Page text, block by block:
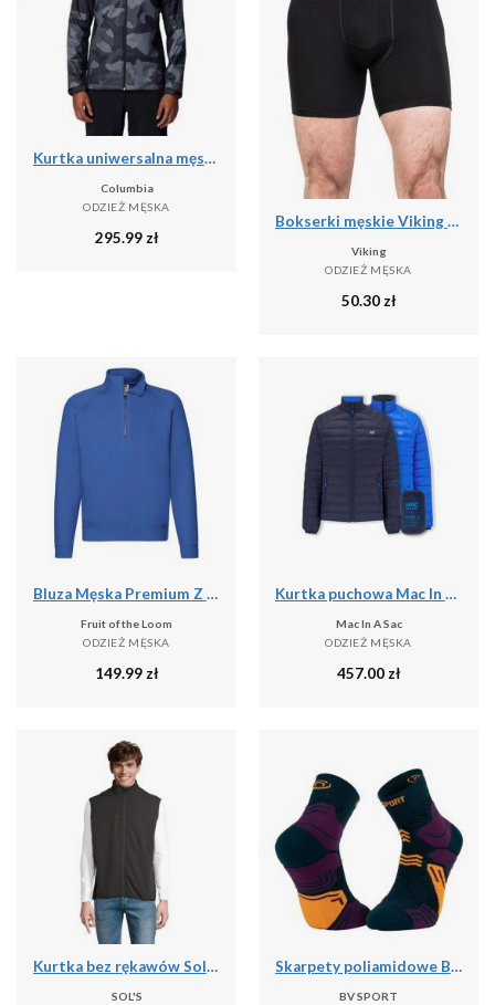
Kurtka uniwersalna męska Columbia Inner Limits Iii
Columbia
ODZIEŻ MĘSKA
295.99 zł
Bokserki męskie Viking Bamboo Lockness, z włóknem bambusowym
Viking
ODZIEŻ MĘSKA
50.30zł
Bluza Męska Premium Z Zamkiem Błyskawicznym
Fruit of the Loom
ODZIEŻ MĘSKA
149.99zł
Kurtka puchowa Mac In A Sac
Mac In A Sac
ODZIEŻ MĘSKA
457.00zł
Kurtka bez rękawów Sol's Falcon Bw
SOL'S
Skarpety poliamidowe BV Sport GR Mid
BV SPORT